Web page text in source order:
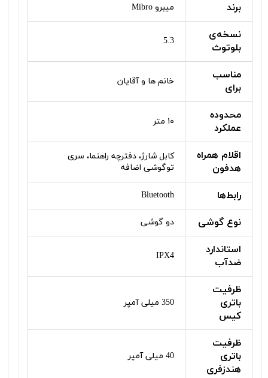
برند میبرو Mibro
نسخه‌ی
بلوتوث
5.3
مناسب
برای
خانم ها و آقایان
محدوده
عملکرد
۱۰ متر
اقلام همراه
هدفون
کابل شارژ، دفترچه راهنما، سری
توگوشی اضافه
رابط‌ها Bluetooth
نوع گوشی دو گوشی
استاندارد
ضدآب
IPX4
ظرفیت
باتری
کیس
350 میلی آمپر
ظرفیت
باتری
هندزفری
40 میلی آمپر